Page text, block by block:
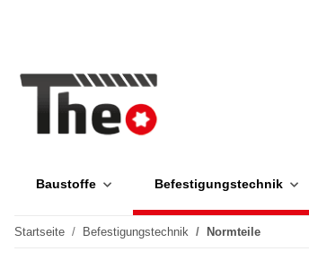
Baustoffe Befestigungstechnik
Startseite Befestigungstechnik Normteile